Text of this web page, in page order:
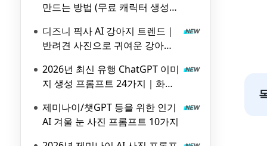
만드는 방법 (무료 캐릭터 생성기
디즈니 픽사 AI 강아지 트렌드｜
반려견 사진으로 귀여운 강아지
2026년 최신 유행 ChatGPT 이미
지 생성 프롬프트 24가지｜화제
제미나이/챗GPT 등을 위한 인기
AI 겨울 눈 사진 프롬프트 10가지